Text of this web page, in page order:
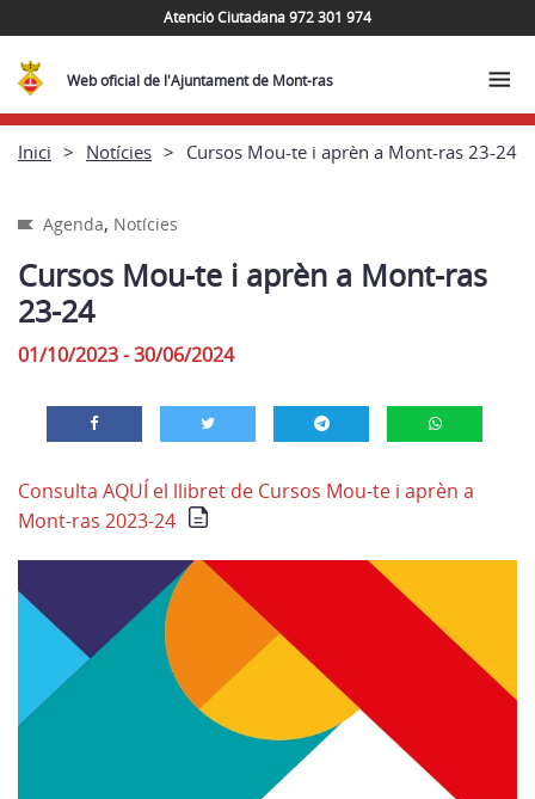
Atenció Ciutadana 972 301 974
Web oficial de l'Ajuntament de Mont-ras
Inici Notícies Cursos Mou-te i aprèn a Mont-ras 23-24
Agenda, Notícies
Cursos Mou-te i aprèn a Mont-ras
23-24
01/10/2023 - 30/06/2024
Consulta AQUÍ el llibret de Cursos Mou-te i aprèn a
Mont-ras 2023-24